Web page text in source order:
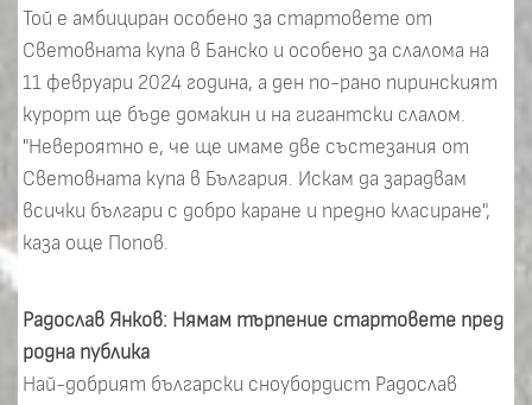
Той е амбициран особено за стартовете от
Световната купа в Банско и особено за слалома на
11 февруари 2024 година, а ден по-рано пиринският
курорт ще бъде домакин и на гигантски слалом.
"Невероятно е, че ще имаме две състезания от
Световната купа в България. Искам да зарадвам
всички българи с добро каране и предно класиране",
каза още Попов.
Радослав Янков: Нямам търпение стартовете пред
родна публика
Най-добрият български сноубордист Радослав